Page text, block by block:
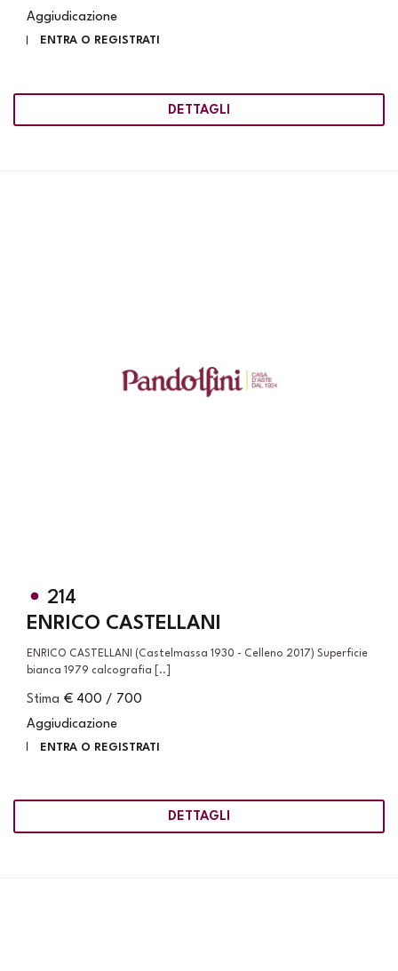
Aggiudicazione
ENTRA O REGISTRATI
DETTAGLI
214
ENRICO CASTELLANI
ENRICO CASTELLANI (Castelmassa 1930 - Celleno 2017) Superficie
bianca 1979 calcografia [..]
Stima € 400 / 700
Aggiudicazione
ENTRA O REGISTRATI
DETTAGLI